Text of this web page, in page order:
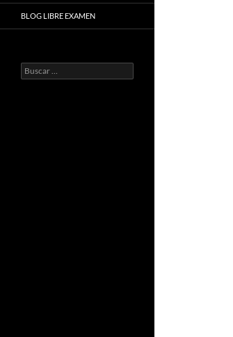
BLOG LIBRE EXAMEN
Buscar: